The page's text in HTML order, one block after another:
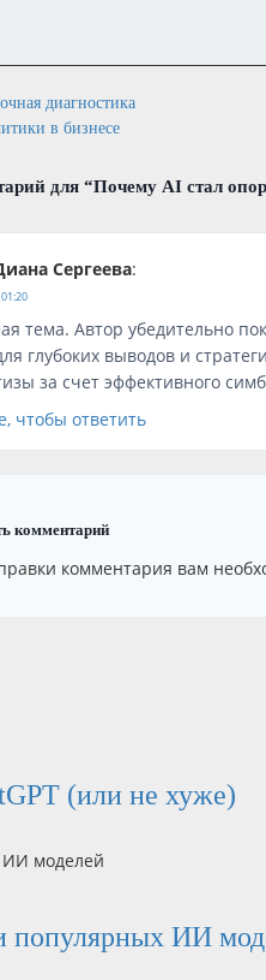
диагностика
в бизнесе
для “Почему AI стал
Сергеева:
тема. Автор убедительно
глубоких выводов и
за счет эффективного
чтобы ответить
комментарий
комментария вам
(или не хуже)
популярных ИИ